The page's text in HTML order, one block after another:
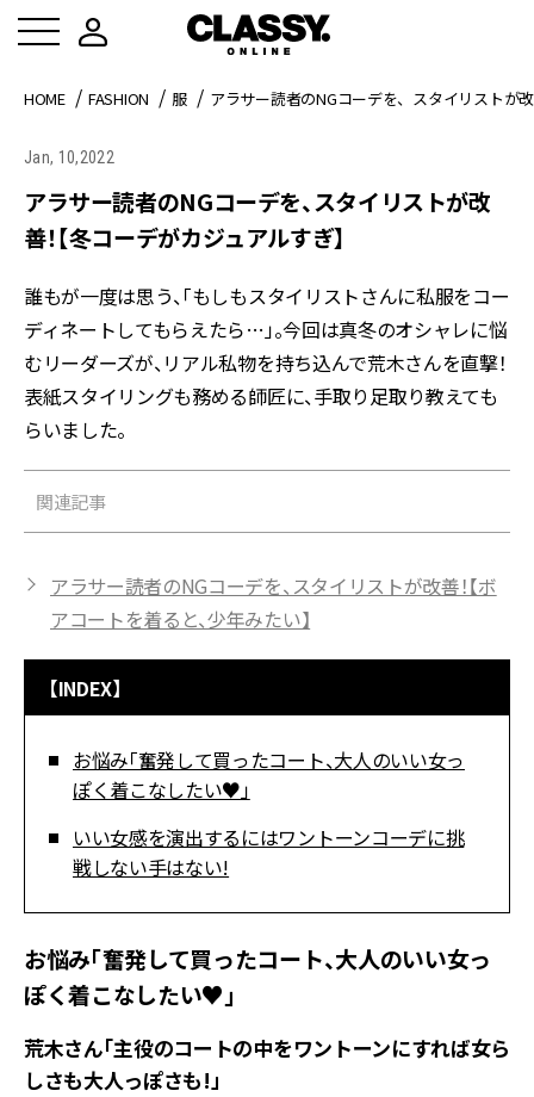
HOME FASHION 服 アラサー読者のNGコーデを、スタイリストが
Jan, 10,2022
アラサー読者のNGコーデを、スタイリストが改
善！【冬コーデがカジュアルすぎ】
誰もが一度は思う、「もしもスタイリストさんに私服をコー
ディネートしてもらえたら…」。今回は真冬のオシャレに悩
むリーダーズが、リアル私物を持ち込んで荒木さんを直撃！
表紙スタイリングも務める師匠に、手取り足取り教えても
らいました。
関連記事
アラサー読者のNGコーデを、スタイリストが改善！【ボ
アコートを着ると、少年みたい】
【INDEX】
お悩み「奮発して買ったコート、大人のいい女っ
ぽく着こなしたい♥」
いい女感を演出するにはワントーンコーデに挑
戦しない手はない!
お悩み「奮発して買ったコート、大人のいい女っ
ぽく着こなしたい♥」
荒木さん「主役のコートの中をワントーンにすれば女ら
しさも大人っぽさも!」